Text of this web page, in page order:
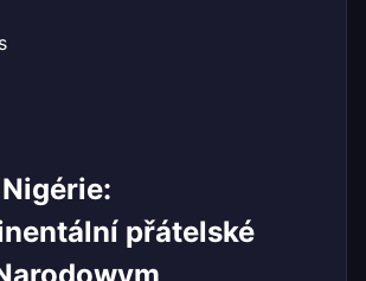
přátelské